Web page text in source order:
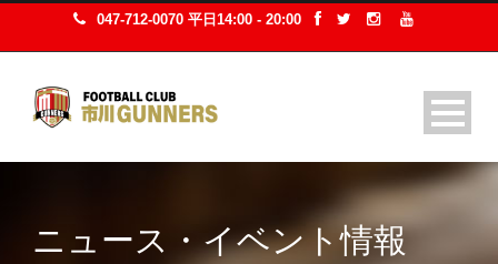
047-712-0070 平日14:00 - 20:00
ニュース・イベント情報